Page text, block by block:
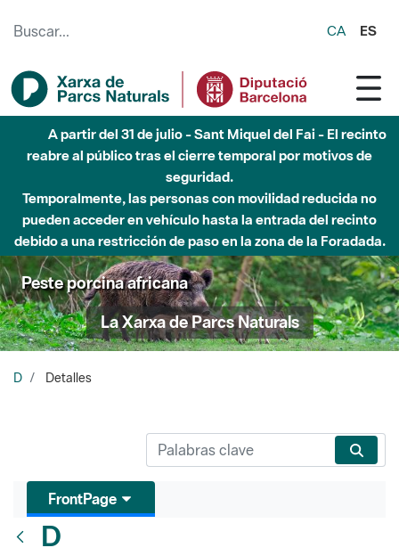
CA ES
A partir del 31 de julio - Sant Miquel del Fai - El recinto
reabre al público tras el cierre temporal por motivos de
seguridad.
Temporalmente, las personas con movilidad reducida no
pueden acceder en vehículo hasta la entrada del recinto
debido a una restricción de paso en la zona de la Foradada.
Peste porcina africana
La Xarxa de Parcs Naturals
D Detalles
FrontPage
D